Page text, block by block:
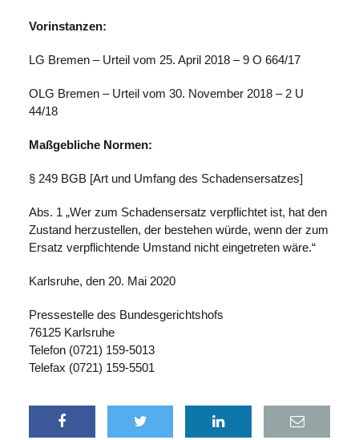
Vorinstanzen:
LG Bremen – Urteil vom 25. April 2018 – 9 O 664/17
OLG Bremen – Urteil vom 30. November 2018 – 2 U
44/18
Maßgebliche Normen:
§ 249 BGB [Art und Umfang des Schadensersatzes]
Abs. 1 „Wer zum Schadensersatz verpflichtet ist, hat den
Zustand herzustellen, der bestehen würde, wenn der zum
Ersatz verpflichtende Umstand nicht eingetreten wäre.“
Karlsruhe, den 20. Mai 2020
Pressestelle des Bundesgerichtshofs
76125 Karlsruhe
Telefon (0721) 159-5013
Telefax (0721) 159-5501